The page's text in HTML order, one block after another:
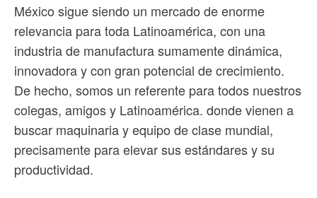
México sigue siendo un mercado de enorme
relevancia para toda Latinoamérica, con una
industria de manufactura sumamente dinámica,
innovadora y con gran potencial de crecimiento.
De hecho, somos un referente para todos nuestros
colegas, amigos y Latinoamérica. donde vienen a
buscar maquinaria y equipo de clase mundial,
precisamente para elevar sus estándares y su
productividad.